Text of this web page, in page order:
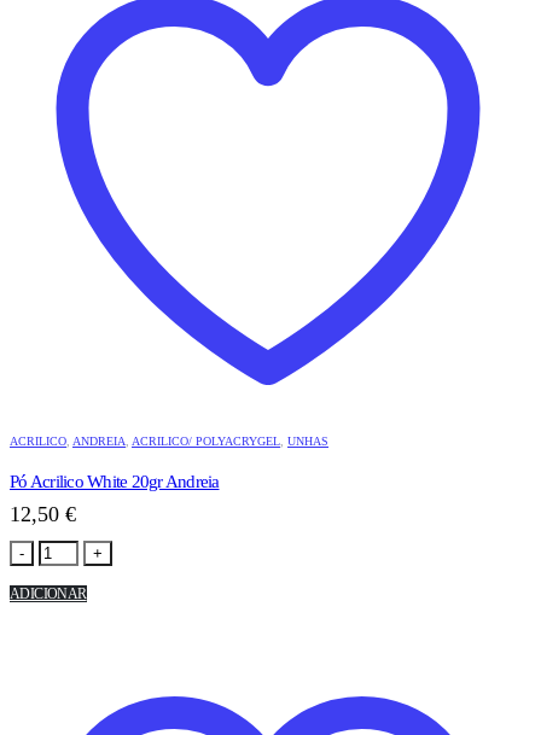
ACRILICO ANDREIA ACRILICO/ POLYACRYGEL UNHAS
Pó Acrilico White 20gr Andreia
12,50 €
- +
ADICIONAR